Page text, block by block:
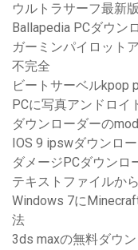
ウルトラサーフ最新
Ballapedia PCダウン
ガーミンパイロット
不完全
ビートサーベルkpop
PCに写真アンドロイ
ダウンローダーの
IOS 9 ipswダウンロ
ダメージPCダウンロ
テキストファイルか
Windows 7に
法
3ds maxの無料ダウ